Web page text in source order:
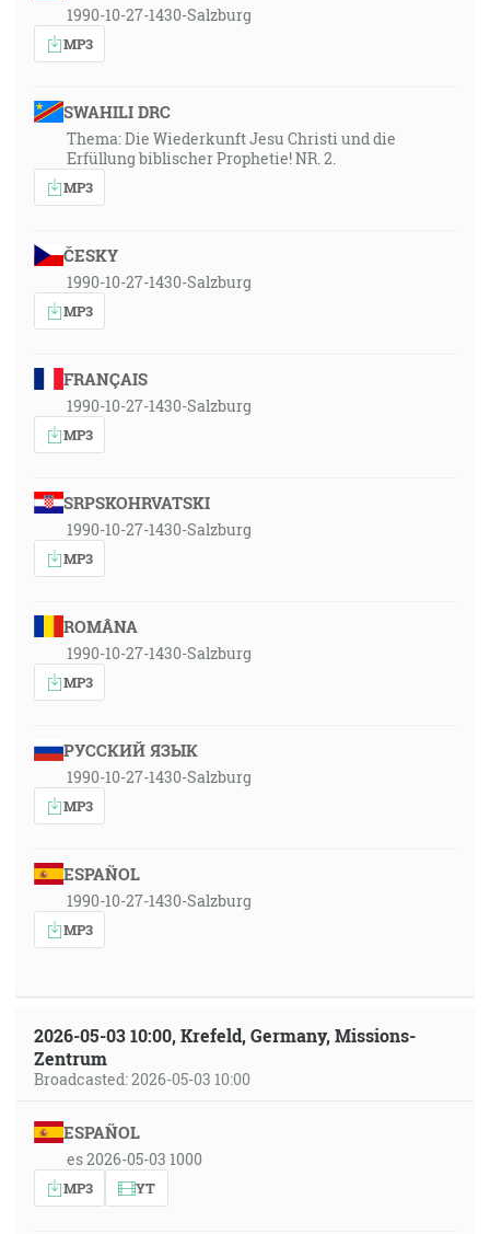
1990-10-27-1430-Salzburg
MP3
SWAHILI DRC
Thema: Die Wiederkunft Jesu Christi und die
Erfüllung biblischer Prophetie! NR. 2.
MP3
ČESKY
1990-10-27-1430-Salzburg
MP3
FRANÇAIS
1990-10-27-1430-Salzburg
MP3
SRPSKOHRVATSKI
1990-10-27-1430-Salzburg
MP3
ROMÂNA
1990-10-27-1430-Salzburg
MP3
РУССКИЙ ЯЗЫК
1990-10-27-1430-Salzburg
MP3
ESPAÑOL
1990-10-27-1430-Salzburg
MP3
2026-05-03 10:00, Krefeld, Germany, Missions-
Zentrum
Broadcasted: 2026-05-03 10:00
ESPAÑOL
es 2026-05-03 1000
MP3 YT